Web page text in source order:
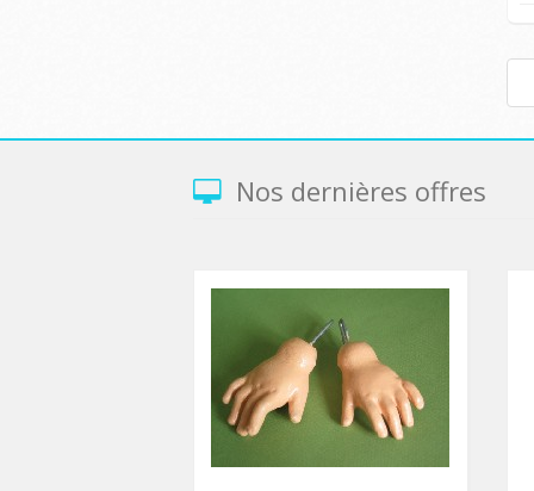
Nos dernières offres